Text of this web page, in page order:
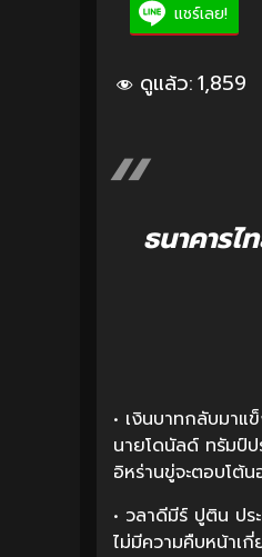
แชร์เลย!
ดูแล้ว:1,859
ธนาคาร
• เงินบาทกลับมา
นายโดนัลด์ ทรัมป์ป
อิหร่านขู่จะตอบโต้
• วลาดีมีร์ ปูติน ปร
ไม่มีความคืบหน้าเ